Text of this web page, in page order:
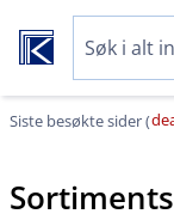
Siste besøkte sider (